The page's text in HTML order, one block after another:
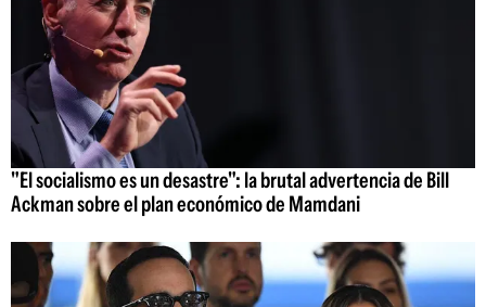
"El socialismo es un desastre": la brutal advertencia de Bill
Ackman sobre el plan económico de Mamdani